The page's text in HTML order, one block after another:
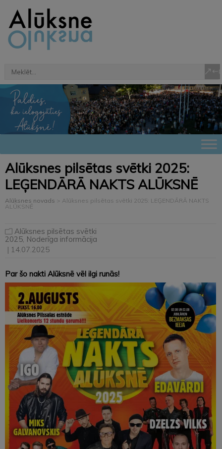
Alūksnes pilsētas svētki 2025:
LEĢENDĀRĀ NAKTS ALŪKSNĒ
Alūksnes novads > Alūksnes pilsētas svētki 2025: LEĢENDĀRĀ NAKTS
ALŪKSNĒ
Alūksnes pilsētas svētki
2025 Noderīga informācija
| 14.07.2025
Par šo nakti Alūksnē vēl ilgi runās!